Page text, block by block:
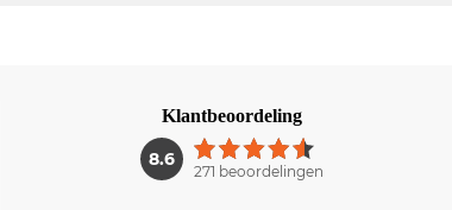
Klantbeoordeling
8.6 1
271 beoordelingen